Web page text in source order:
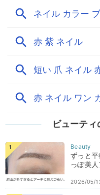
ビューテ
ずっと
っぽ美
2026/05/